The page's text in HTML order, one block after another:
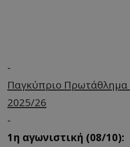
-
Παγκύπριο
2025/26
-
1η αγωνιστική (08/10):